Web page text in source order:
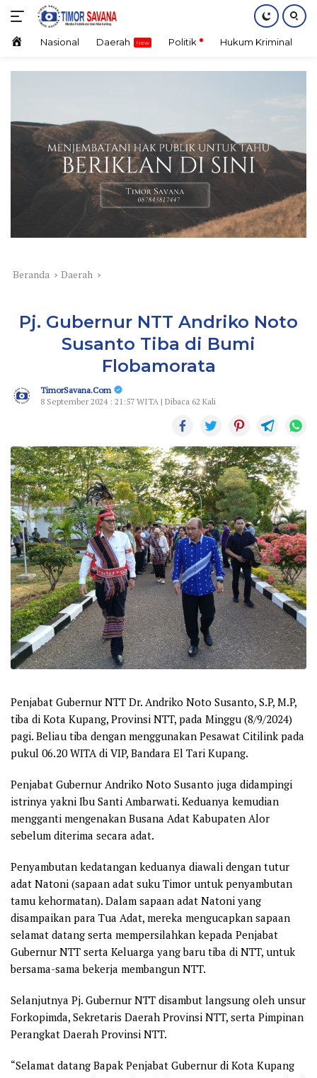
Langsung
konten HomeNasional Daerah Politik Hukum Kriminal
Beranda Daerah
Pj. Gubernur NTT Andriko Noto
Susanto Tiba di Bumi
Flobamorata
TimorSavana.Com
8 September 2024 : 21:57 WITA | Dibaca 62 Kali
Penjabat Gubernur NTT Dr. Andriko Noto Susanto, S.P, M.P,
tiba di Kota Kupang, Provinsi NTT, pada Minggu (8/9/2024)
pagi. Beliau tiba dengan menggunakan Pesawat Citilink pada
pukul 06.20 WITA di VIP, Bandara El Tari Kupang.
Penjabat Gubernur Andriko Noto Susanto juga didampingi
istrinya yakni Ibu Santi Ambarwati. Keduanya kemudian
mengganti mengenakan Busana Adat Kabupaten Alor
sebelum diterima secara adat.
Penyambutan kedatangan keduanya diawali dengan tutur
adat Natoni (sapaan adat suku Timor untuk penyambutan
tamu kehormatan). Dalam sapaan adat Natoni yang
disampaikan para Tua Adat, mereka mengucapkan sapaan
selamat datang serta mempersilahkan kepada Penjabat
Gubernur NTT serta Keluarga yang baru tiba di NTT, untuk
bersama-sama bekerja membangun NTT.
Selanjutnya Pj. Gubernur NTT disambut langsung oleh unsur
Forkopimda, Sekretaris Daerah Provinsi NTT, serta Pimpinan
Perangkat Daerah Provinsi NTT.
“Selamat datang Bapak Penjabat Gubernur di Kota Kupang